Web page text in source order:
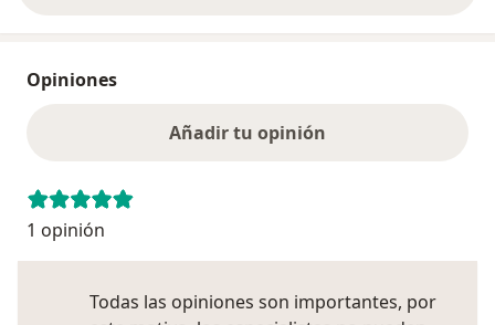
Opiniones
Añadir tu opinión
1 opinión
Todas las opiniones son importantes, por